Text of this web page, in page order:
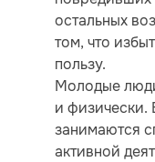
остальных
том, что
пользу.
Молодые
и физически.
занимаются
активной